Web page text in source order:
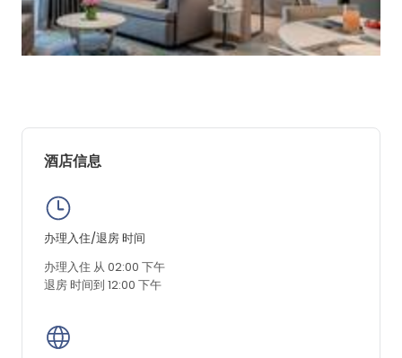
酒店信息
办理入住/退房 时间
办理入住 从 02:00 下午
退房 时间到 12:00 下午